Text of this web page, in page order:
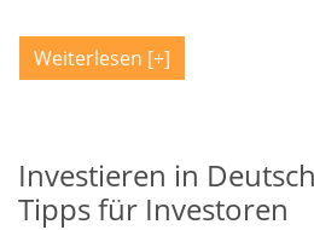
Weiterlesen
Investieren in
Tipps für Investoren